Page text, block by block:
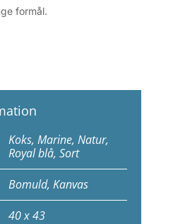
formål.
Koks, Marine, Natur,
Royal blå, Sort
Bomuld, Kanvas
40 x 43